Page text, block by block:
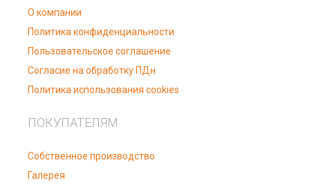
О компании
Политика конфиденциальности
Пользовательское соглашение
Согласие на обработку ПДн
Политика использования cookies
ПОКУПАТЕЛЯМ
Собственное производство
Галерея